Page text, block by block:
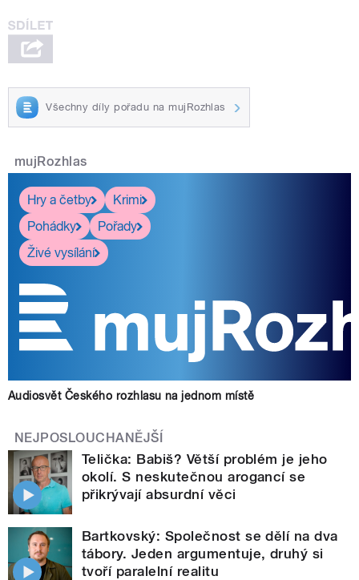
Všechny díly pořadu na mujRozhlas
mujRozhlas
Hry a četby
Krimi
Pohádky
Pořady
Živé vysílání
Audiosvět Českého rozhlasu na jednom místě
NEJPOSLOUCHANĚJŠÍ
Telička: Babiš? Větší problém je jeho
okolí. S neskutečnou arogancí se
přikrývají absurdní věci
Bartkovský: Společnost se dělí na dva
tábory. Jeden argumentuje, druhý si
tvoří paralelní realitu